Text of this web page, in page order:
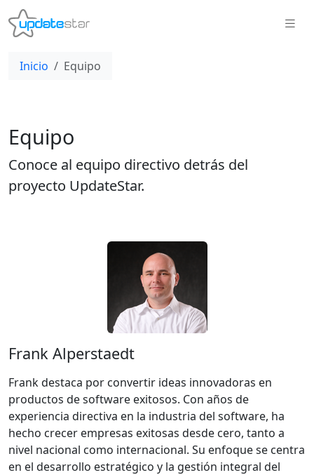
Inicio Equipo
Equipo
Conoce al equipo directivo detrás del
proyecto UpdateStar.
Frank Alperstaedt
Frank destaca por convertir ideas innovadoras en
productos de software exitosos. Con años de
experiencia directiva en la industria del software, ha
hecho crecer empresas exitosas desde cero, tanto a
nivel nacional como internacional. Su enfoque se centra
en el desarrollo estratégico y la gestión integral del